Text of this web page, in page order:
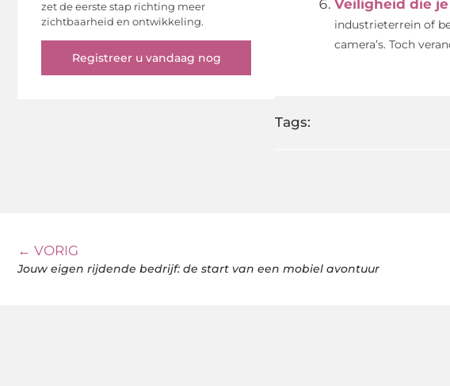
zet de eerste stap richting meer
zichtbaarheid en ontwikkeling.
Registreer u vandaag nog
Veiligheid die
industrieterrein of
camera’s. Toch
Tags:
← VORIG
Jouw eigen rijdende bedrijf: de start van een mobiel avontuur